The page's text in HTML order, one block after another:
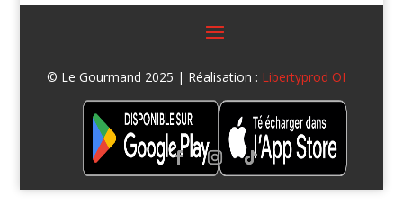
© Le Gourmand 2025 | Réalisation : Libertyprod OI